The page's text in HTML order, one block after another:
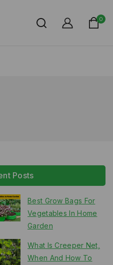
0
Posts
Best Grow Bags For
Vegetables In Home
Garden
What Is Creeper Net,
When And How To